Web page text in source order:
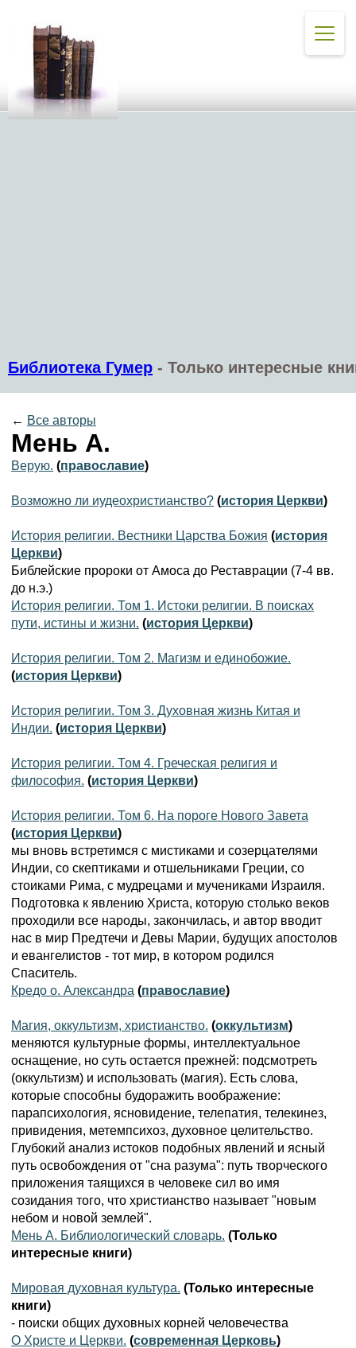
Библиотека Гумер - Только интересные
← Все авторы
Мень А.
Верую. (православие)
Возможно ли иудеохристианство? (история Церкви)
История религии. Вестники Царства Божия (история
Церкви)
Библейские пророки от Амоса до Реставрации (7-4 вв.
до н.э.)
История религии. Том 1. Истоки религии. В поисках
пути, истины и жизни. (история Церкви)
История религии. Том 2. Магизм и единобожие.
(история Церкви)
История религии. Том 3. Духовная жизнь Китая и
Индии. (история Церкви)
История религии. Том 4. Греческая религия и
философия. (история Церкви)
История религии. Том 6. На пороге Нового Завета
(история Церкви)
мы вновь встретимся с мистиками и созерцателями
Индии, со скептиками и отшельниками Греции, со
стоиками Рима, с мудрецами и мучениками Израиля.
Подготовка к явлению Христа, которую столько веков
проходили все народы, закончилась, и автор вводит
нас в мир Предтечи и Девы Марии, будущих апостолов
и евангелистов - тот мир, в котором родился
Спаситель.
Кредо о. Александра (православие)
Магия, оккультизм, христианство. (оккультизм)
меняются культурные формы, интеллектуальное
оснащение, но суть остается прежней: подсмотреть
(оккультизм) и использовать (магия). Есть слова,
которые способны будоражить воображение:
парапсихология, ясновидение, телепатия, телекинез,
привидения, метемпсихоз, духовное целительство.
Глубокий анализ истоков подобных явлений и ясный
путь освобождения от "сна разума": путь творческого
приложения таящихся в человеке сил во имя
созидания того, что христианство называет "новым
небом и новой землей".
Мень А. Библиологический словарь. (Только
интересные книги)
Мировая духовная культура. (Только интересные
книги)
- поиски общих духовных корней человечества
О Христе и Церкви. (современная Церковь)